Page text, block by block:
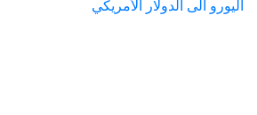
اليورو الى الدولار الأمريكي